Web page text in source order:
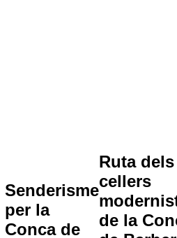
Senderisme
per la
Conca de
Ruta dels
cellers
de la